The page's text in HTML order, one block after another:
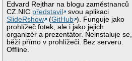
Edvard Rejthar na blogu zaměstnanců
CZ.NIC představil
svou aplikaci
SlideRshow
(GitHub ). Funguje jako
prohlížeč fotek, ale i jako jejich
organizér a prezentátor. Neinstaluje se,
běží přímo v prohlížeči. Bez serveru.
Offline.